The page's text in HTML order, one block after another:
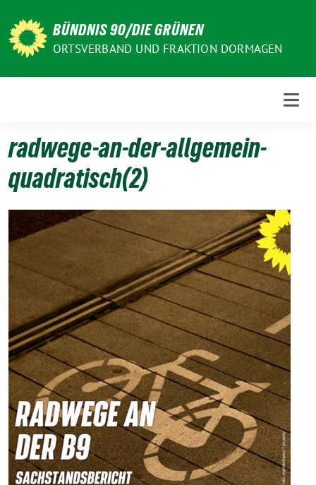
zum
Inhalt
BÜNDNIS 90/DIE GRÜNEN
ORTSVERBAND UND FRAKTION DORMAGEN
radwege-an-der-allgemein-
quadratisch(2)